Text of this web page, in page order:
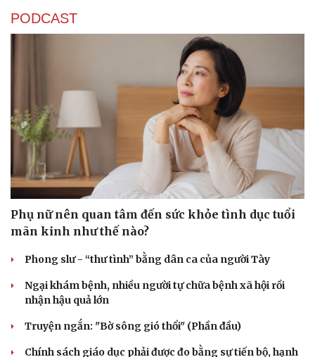
Văn hóa
Sân khấu - Điện ảnh
Văn học
Âm nhạc
Di sản
Giải trí
Nghệ sĩ
Thời trang
Sao Việt
PODCAST
Phụ nữ nên quan tâm đến sức khỏe tình dục tuổi
mãn kinh như thế nào?
Phong slư - “thư tình” bằng dân ca của người Tày
Ngại khám bệnh, nhiều người tự chữa bệnh xã hội rồi
nhận hậu quả lớn
Truyện ngắn: "Bờ sông gió thổi" (Phần đầu)
Chính sách giáo dục phải được đo bằng sự tiến bộ, hạnh